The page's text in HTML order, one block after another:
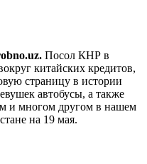
Посол КНР в
китайских кредитов,
страницу в истории
автобусы, а также
и многом другом в нашем
на 19 мая.